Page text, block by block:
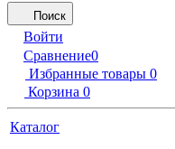
Поиск
Войти
Сравнение0
Избранные товары 0
Корзина 0
Каталог